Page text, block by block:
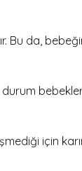
Bu da,
durum
için